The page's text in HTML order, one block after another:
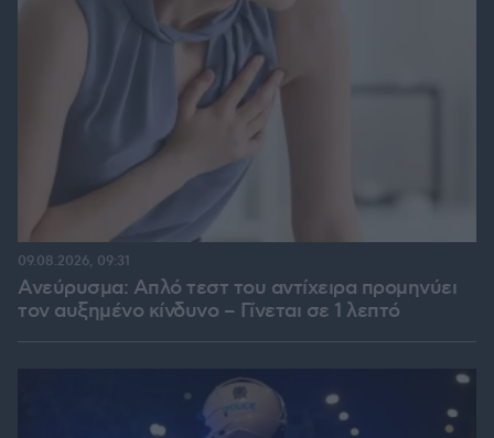
Ανεύρυσμα: Απλό τεστ του αντίχειρα προμηνύει
τον αυξημένο κίνδυνο – Γίνεται σε 1 λεπτό
09.08.2026, 09:31